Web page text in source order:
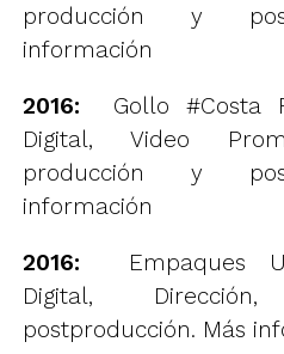
producción y
información
2016:
Gollo #Costa
Digital, Video
producción y
información
2016: Empaques
Digital,
postproducción. Más